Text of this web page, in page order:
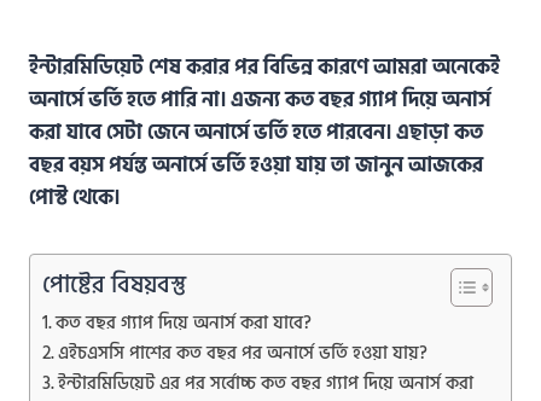
ইন্টারমিডিয়েট শেষ করার পর বিভিন্ন কারণে আমরা অনেকেই
অনার্সে ভর্তি হতে পারি না। এজন্য কত বছর গ্যাপ দিয়ে অনার্স
করা যাবে সেটা জেনে অনার্সে ভর্তি হতে পারবেন। এছাড়া কত
বছর বয়স পর্যন্ত অনার্সে ভর্তি হওয়া যায় তা জানুন আজকের
পোস্ট থেকে।
পোষ্টের বিষয়বস্তু
কত বছর গ্যাপ দিয়ে অনার্স করা যাবে?
এইচএসসি পাশের কত বছর পর অনার্সে ভর্তি হওয়া যায়?
ইন্টারমিডিয়েট এর পর সর্বোচ্চ কত বছর গ্যাপ দিয়ে অনার্স করা